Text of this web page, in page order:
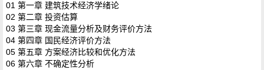
01 第一章 建筑技术经济学绪论
02 第二章 投资估算
03 第三章 现金流量分析及财务评价方法
04 第四章 国民经济评价方法
05 第五章 方案经济比较和优化方法
06 第六章 不确定性分析